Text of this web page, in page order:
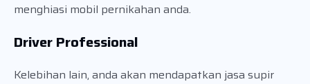
menghiasi mobil pernikahan anda.
Driver Professional
Kelebihan lain, anda akan mendapatkan jasa supir